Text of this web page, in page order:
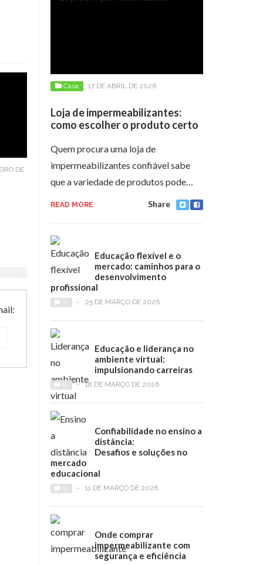
DE
Casa 17 DE ABRIL DE 2026
Loja de impermeabilizantes:
como escolher o produto certo
Quem procura uma loja de
impermeabilizantes confiável sabe
que a variedade de produtos pode…
READ MORE Share
Educação flexível e o
mercado: caminhos para o
desenvolvimento
profissional
- 25 DE MARÇO DE 2026
Educação e liderança no
ambiente virtual:
impulsionando carreiras
- 18 DE MARÇO DE 2026
Confiabilidade no ensino a
distância:
Desafios e soluções no
mercado
educacional
- 11 DE MARÇO DE 2026
Onde comprar
impermeabilizante com
segurança e eficiência